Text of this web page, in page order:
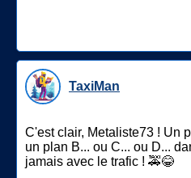
TaxiMan
C'est clair, Metaliste73 ! Un
un plan B... ou C... ou D...
jamais avec le trafic ! 🚕😂